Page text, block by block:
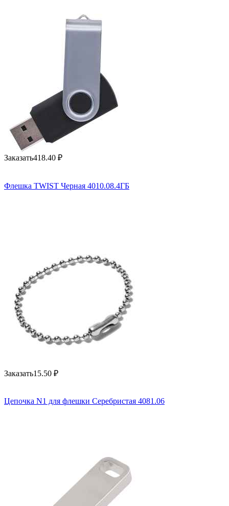
Заказать418.40 ₽
Флешка TWIST Черная 4010.08.4ГБ
Заказать15.50 ₽
Цепочка N1 для флешки Серебристая 4081.06